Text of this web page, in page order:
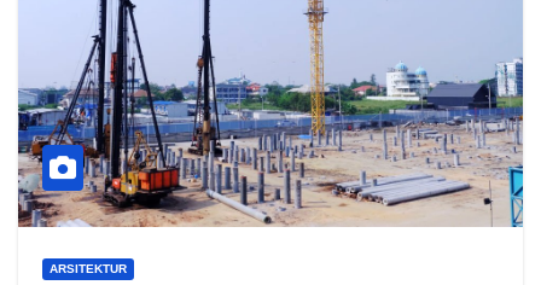
ARSITEKTUR